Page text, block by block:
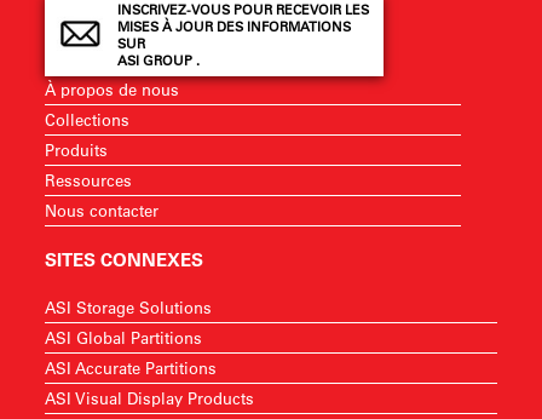
INSCRIVEZ-VOUS POUR RECEVOIR LES
MISES À JOUR DES INFORMATIONS
SUR
ASI GROUP .
À propos de nous
Collections
Produits
Ressources
Nous contacter
SITES CONNEXES
ASI Storage Solutions
ASI Global Partitions
ASI Accurate Partitions
ASI Visual Display Products